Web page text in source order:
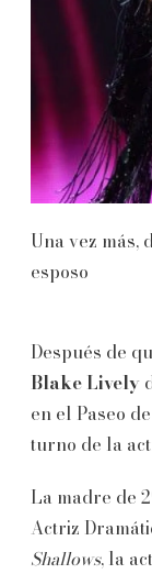
Una vez más,
esposo
Después de
Blake Lively
en el Paseo
turno de la
La madre de
Actriz
Shallows, la